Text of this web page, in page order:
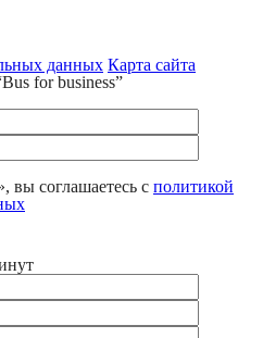
данных Карта сайта
for business”
вы соглашаетесь с политикой